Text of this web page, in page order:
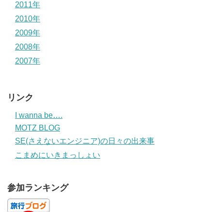
2011年
2010年
2009年
2008年
2007年
リンク
I wanna be….
MOTZ BLOG
SE(さえないエンジニア)の日々の出来事
こまめにいきまっしょい
参加ランキング